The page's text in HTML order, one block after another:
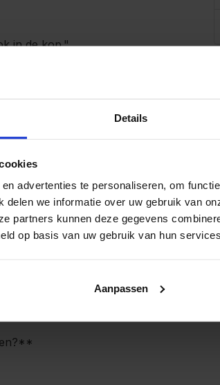
Details
advertenties te personaliseren, om
delen we informatie over uw gebruik van
partners kunnen deze gegevens
op basis van uw gebruik van hun
Aanpassen
in de kop."
bal.
telt het meest.
één keer.